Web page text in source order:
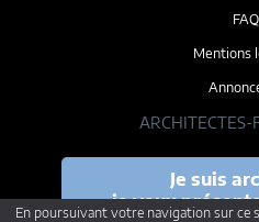
FAQ
Mentions
ARCHITECTES-
Je suis
je veux
En poursuivant votre navigation sur ce